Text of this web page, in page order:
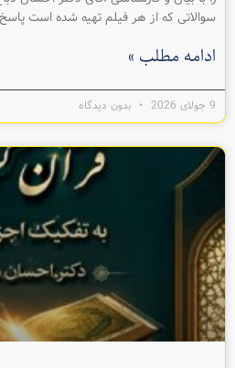
سوالاتی که از هر فيلم تهیه شده است
ادامه مطلب »
9 جولای 2026 بدون دیدگاه